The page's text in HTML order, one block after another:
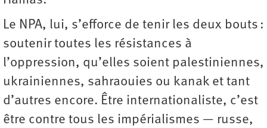
Le NPA, lui, s’efforce de tenir les deux bouts :
soutenir toutes les résistances à
l’oppression, qu’elles soient palestiniennes,
ukrainiennes, sahraouies ou kanak et tant
d’autres encore. Être internationaliste, c’est
être contre tous les impérialismes — russe,